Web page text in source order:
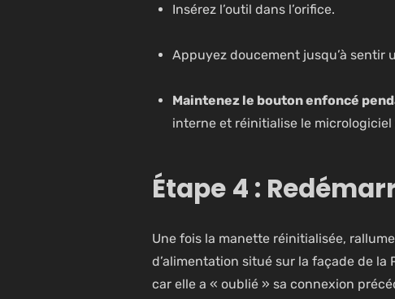
Insérez l’outil dans l’orifice.
Appuyez doucement jusqu’à sentir
Maintenez le bouton enfoncé
interne et réinitialise le micrologiciel
Étape 4 :
Une fois la manette réinitialisée,
d’alimentation situé sur la façade de
car elle a « oublié » sa connexion